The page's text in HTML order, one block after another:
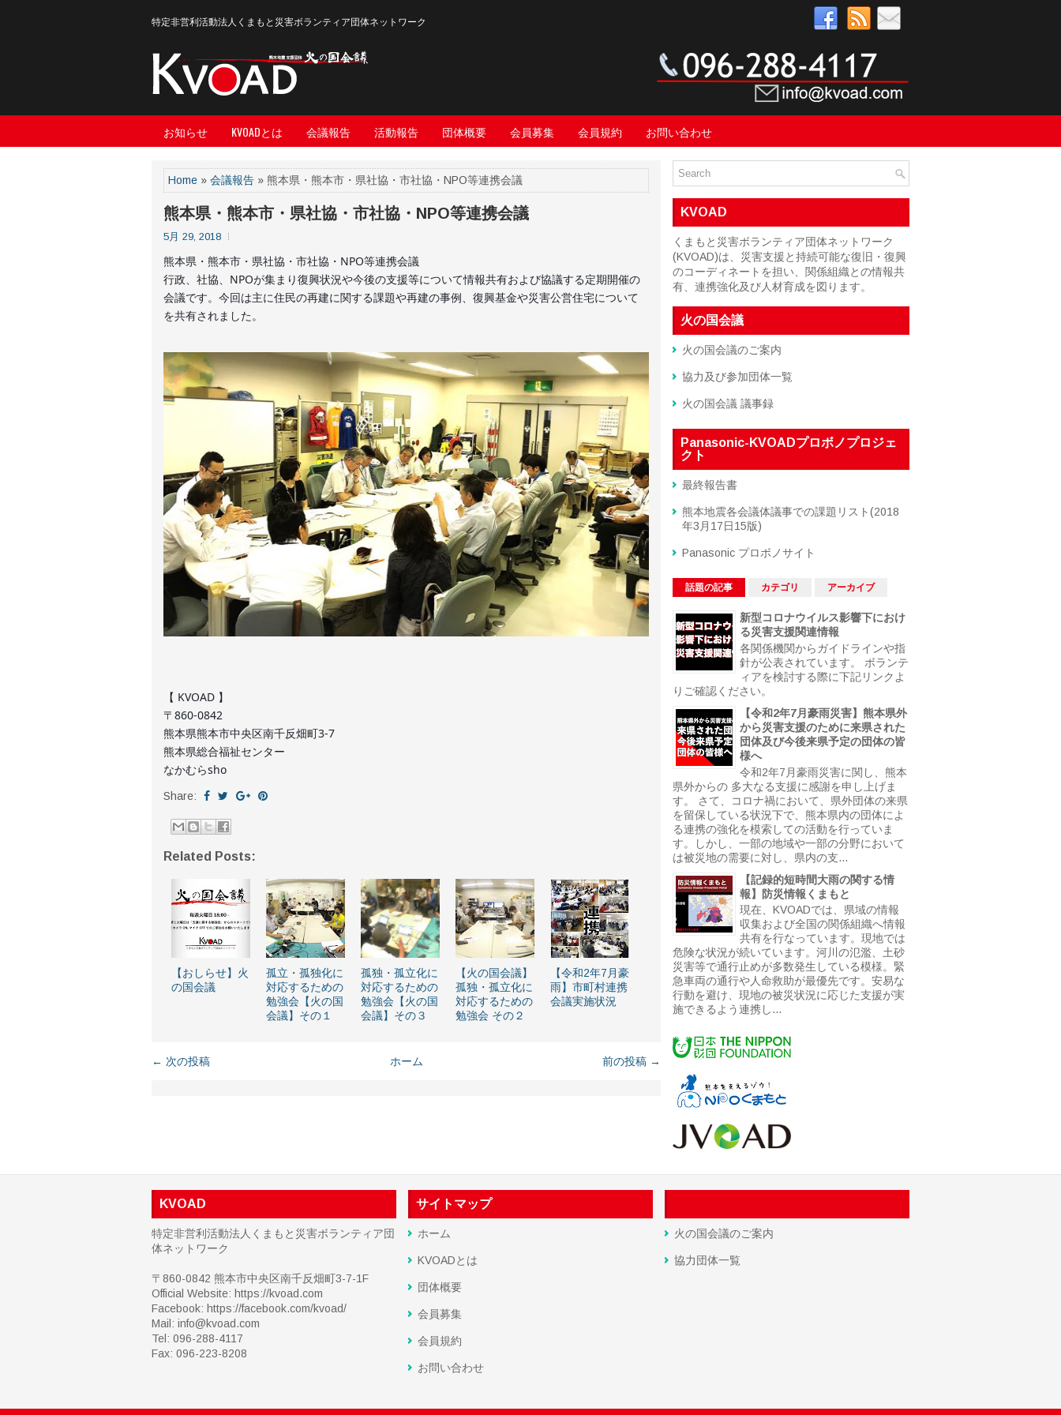
特定非営利活動法人くまもと災害ボランティア団体ネットワーク
お知らせ KVOADとは 会議報告 活動報告 団体概要 会員募集 会員規約 お問い合わせ
Home » 会議報告 » 熊本県・熊本市・県社協・市社協・NPO等連携会議
熊本県・熊本市・県社協・市社協・NPO等連携会議
5月 29, 2018
熊本県・熊本市・県社協・市社協・NPO等連携会議
行政、社協、NPOが集まり復興状況や今後の支援等について情報共有および協議する定期開催の
会議です。今回は主に住民の再建に関する課題や再建の事例、復興基金や災害公営住宅について
を共有されました。
【 KVOAD 】
〒860-0842
熊本県熊本市中央区南千反畑町3-7
熊本県総合福祉センター
なかむらsho
Share:
Related Posts:
【おしらせ】火
の国会議
孤立・孤独化に
対応するための
勉強会【火の国
会議】その１
孤独・孤立化に
対応するための
勉強会【火の国
会議】その３
【火の国会議】
孤独・孤立化に
対応するための
勉強会 その２
【令和2年7月豪
雨】市町村連携
会議実施状況
← 次の投稿 前の投稿 →
ホーム
KVOAD
くまもと災害ボランティア団体ネットワーク
(KVOAD)は、災害支援と持続可能な復旧・復興
のコーディネートを担い、関係組織との情報共
有、連携強化及び人材育成を図ります。
火の国会議
火の国会議のご案内
協力及び参加団体一覧
火の国会議 議事録
Panasonic-KVOADプロボノプロジェ
クト
最終報告書
熊本地震各会議体議事での課題リスト(2018
年3月17日15版)
Panasonic プロボノサイト
話題の記事 カテゴリ アーカイブ
新型コロナウイルス影響下におけ
る災害支援関連情報
各関係機関からガイドラインや指
針が公表されています。 ボランテ
ィアを検討する際に下記リンクよ
りご確認ください。
【令和2年7月豪雨災害】熊本県外
から災害支援のために来県された
団体及び今後来県予定の団体の皆
様へ
令和2年7月豪雨災害に関し、熊本
県外からの 多大なる支援に感謝を申し上げま
す。 さて、コロナ禍において、県外団体の来県
を留保している状況下で、熊本県内の団体によ
る連携の強化を模索しての活動を行っていま
す。しかし、一部の地域や一部の分野において
は被災地の需要に対し、県内の支...
【記録的短時間大雨の関する情
報】防災情報くまもと
現在、KVOADでは、県域の情報
収集および全国の関係組織へ情報
共有を行なっています。現地では
危険な状況が続いています。河川の氾濫、土砂
災害等で通行止めが多数発生している模様。緊
急車両の通行や人命救助が最優先です。安易な
行動を避け、現地の被災状況に応じた支援が実
施できるよう連携し...
KVOAD
特定非営利活動法人くまもと災害ボランティア団
体ネットワーク
〒860-0842 熊本市中央区南千反畑町3-7-1F
Official Website: https://kvoad.com
Facebook: https://facebook.com/kvoad/
Mail: info@kvoad.com
Tel: 096-288-4117
Fax: 096-223-8208
サイトマップ
ホーム
KVOADとは
団体概要
会員募集
会員規約
お問い合わせ
火の国会議のご案内
協力団体一覧